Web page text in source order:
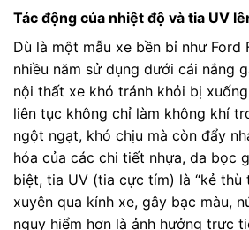
Tác động của nhiệt độ và tia UV
Dù là một mẫu xe bền bỉ như Ford
nhiều năm sử dụng dưới cái nắng
nội thất xe khó tránh khỏi bị
liên tục không chỉ làm không khí
ngột ngạt, khó chịu mà còn đẩy
hóa của các chi tiết nhựa, da bọc
biệt, tia UV (tia cực tím) là “kẻ thù
xuyên qua kính xe, gây bạc màu,
nguy hiểm hơn là ảnh hưởng trực